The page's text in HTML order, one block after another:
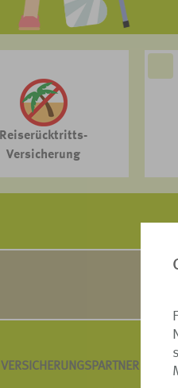
Reiserücktritts-
Versicherung
IM